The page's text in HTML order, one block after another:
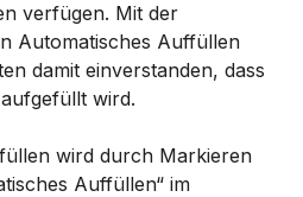
verfügen. Mit der
Automatisches Auffüllen
damit einverstanden, dass
wird.
wird durch Markieren
Auffüllen“ im